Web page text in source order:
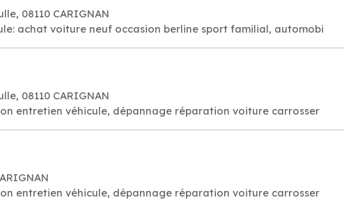
08110 CARIGNAN
achat voiture neuf occasion berline sport familial, automobi
08110 CARIGNAN
entretien véhicule, dépannage réparation voiture carrosser
entretien véhicule, dépannage réparation voiture carrosser